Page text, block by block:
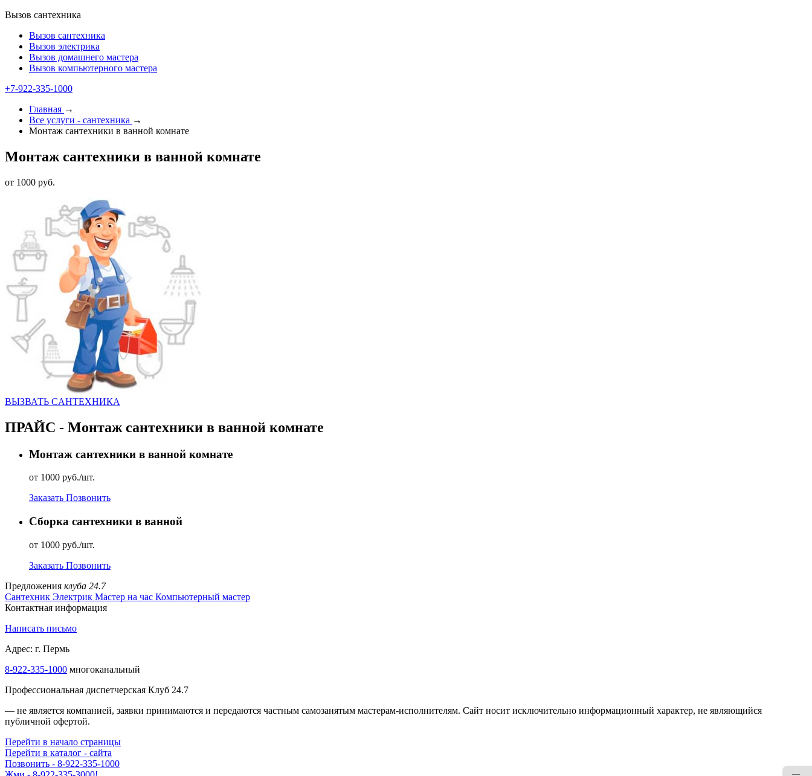
Вызов сантехника
Вызов сантехника
Вызов электрика
Вызов домашнего мастера
Вызов компьютерного мастера
+7-922-335-1000
Главная →
Все услуги - cантехника →
Монтаж сантехники в ванной комнате
Монтаж сантехники в ванной комнате
от 1000 руб.
ВЫЗВАТЬ CАНТЕХНИКА
ПРАЙС - Монтаж сантехники в ванной комнате
Монтаж сантехники в ванной комнате
от 1000 руб./шт.
Заказать Позвонить
Сборка сантехники в ванной
от 1000 руб./шт.
Заказать Позвонить
Предложения клуба 24.7
Сантехник Электрик Мастер на час Компьютерный мастер
Контактная информация
Написать письмо
Адрес: г. Пермь
8-922-335-1000 многоканальный
Профессиональная диспетчерская Клуб 24.7
— не является компанией, заявки принимаются и передаются частным самозанятым мастерам‑исполнителям. Сайт носит исключительно информационный характер, не являющийся
публичной офертой.
Перейти в начало страницы
Перейти в каталог - сайта
Позвонить - 8-922-335-1000
—